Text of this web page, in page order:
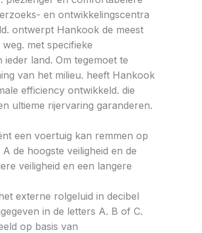
en ontwikkelingscentra
ontwerpt Hankook de meest
met specifieke
land. Om tegemoet te
van het milieu. heeft Hankook
efficiency ontwikkeld. die
ultieme rijervaring garanderen.
een voertuig kan remmen op
de hoogste veiligheid en de
veiligheid en een langere
externe rolgeluid in decibel
in de letters A. B of C.
op basis van